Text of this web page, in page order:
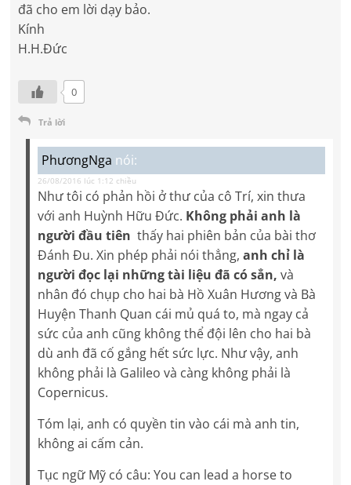
đã cho em lời dạy bảo.
Kính
H.H.Đức
0
Trả lời
PhươngNga nói:
26/08/2016 lúc 1:12 chiều
Như tôi có phản hồi ở thư của cô Trí, xin thưa
với anh Huỳnh Hữu Đức. Không phải anh là
người đầu tiên thấy hai phiên bản của bài thơ
Đánh Đu. Xin phép phải nói thẳng,anh chỉ là
người đọc lại những tài liệu đã có sẳn, và
nhân đó chụp cho hai bà Hồ Xuân Hương và Bà
Huyện Thanh Quan cái mủ quá to, mà ngay cả
sức của anh cũng không thể đội lên cho hai bà
dù anh đã cố gắng hết sức lực. Như vậy, anh
không phải là Galileo và càng không phải là
Copernicus.
Tóm lại, anh có quyền tin vào cái mà anh tin,
không ai cấm cản.
Tục ngữ Mỹ có câu: You can lead a horse to